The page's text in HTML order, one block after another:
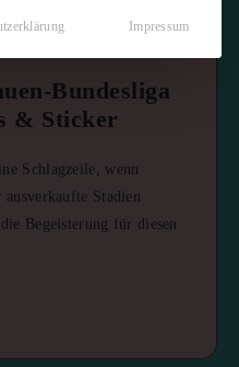
Bundesliga
& Sticker
Schlagzeile, wenn
Stadien
Begeisterung für diesen
Impressum